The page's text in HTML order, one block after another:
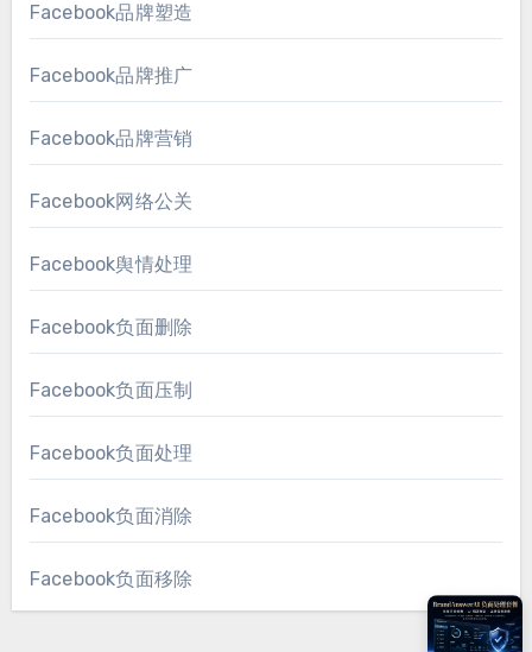
Facebook品牌塑造
Facebook品牌推广
Facebook品牌营销
Facebook网络公关
Facebook舆情处理
Facebook负面删除
Facebook负面压制
Facebook负面处理
Facebook负面消除
Facebook负面移除